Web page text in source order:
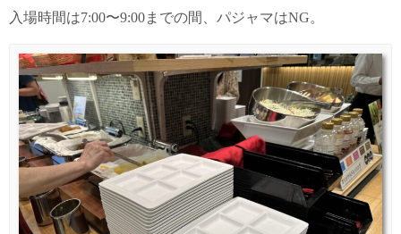
入場時間は7:00〜9:00までの間、パジャマはNG。